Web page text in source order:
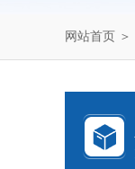
网站首页 ＞